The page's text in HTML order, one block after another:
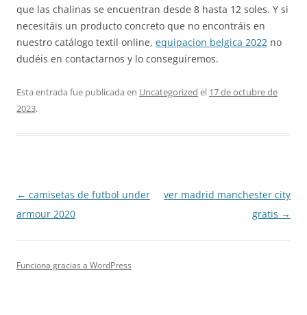
que las chalinas se encuentran desde 8 hasta 12 soles. Y si
necesitáis un producto concreto que no encontráis en
nuestro catálogo textil online, equipacion belgica 2022 no
dudéis en contactarnos y lo conseguiremos.
Esta entrada fue publicada en Uncategorized el 17 de octubre de
2023.
Navegación
de
← camisetas de futbol under
armour 2020
ver madrid manchester city
gratis →
Funciona gracias a WordPress